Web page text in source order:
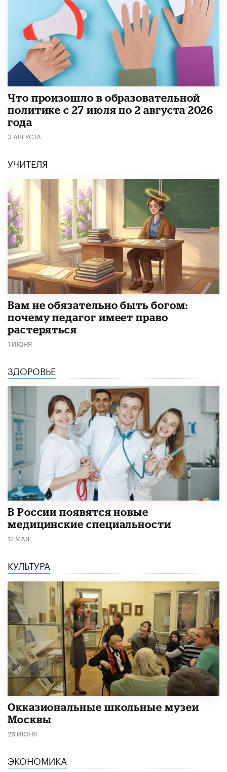
​Что произошло в образовательной
политике с 27 июля по 2 августа 2026
года
3 АВГУСТА
УЧИТЕЛЯ
​Вам не обязательно быть богом:
почему педагог имеет право
растеряться
1 ИЮНЯ
ЗДОРОВЬЕ
В России появятся новые
медицинские специальности
12 МАЯ
КУЛЬТУРА
​Окказиональные школьные музеи
Москвы
26 ИЮНЯ
ЭКОНОМИКА